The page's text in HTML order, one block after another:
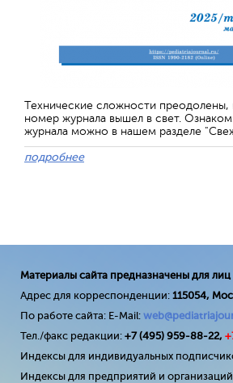
Технические сложности преодолены,
номер журнала вышел в свет.
журнала можно в нашем разделе
подробнее
Материалы сайта предназначены для лиц
Адрес для корреспонденции: 115054,
По работе сайта: E-Mail:
Тел./факс редакции: +7 (495) 959-88-22,
Индексы для индивидуальных
Индексы для предприятий и